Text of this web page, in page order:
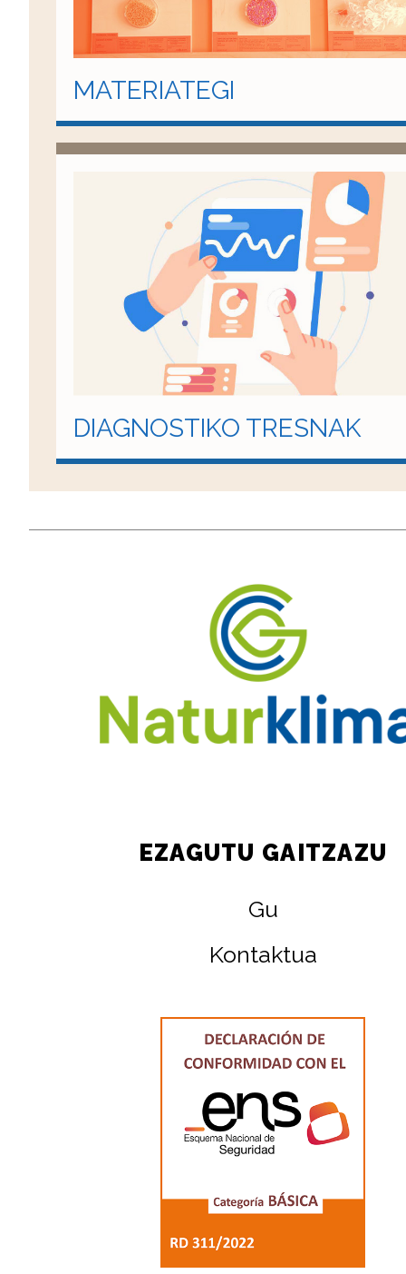
MATERIATEGI
DIAGNOSTIKO TRESNAK
EZAGUTU GAITZAZU
Gu
Kontaktua